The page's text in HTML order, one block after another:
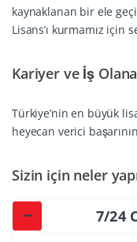
kaynaklanan bir ele
Lisans’ı kurmamız için
Kariyer ve İş
Türkiye’nin en büyük
heyecan verici
Sizin için neler
7/24